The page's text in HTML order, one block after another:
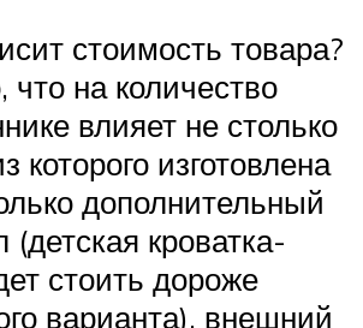
стоимость товара?
на количество
влияет не столько
которого изготовлена
дополнительный
кроватка-
стоить дороже
варианта), внешний